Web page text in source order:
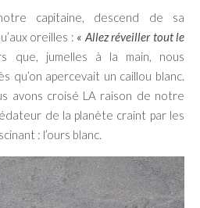
capitaine, descend de sa
oreilles : « Allez réveiller tout le
que, jumelles à la main, nous
qu’on apercevait un caillou blanc.
avons croisé LA raison de notre
de la planète craint par les
: l’ours blanc.